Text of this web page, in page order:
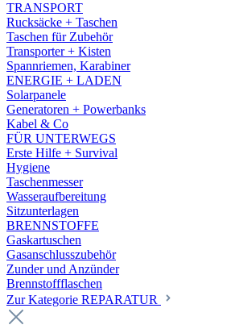
TRANSPORT
Rucksäcke + Taschen
Taschen für Zubehör
Transporter + Kisten
Spannriemen, Karabiner
ENERGIE + LADEN
Solarpanele
Generatoren + Powerbanks
Kabel & Co
FÜR UNTERWEGS
Erste Hilfe + Survival
Hygiene
Taschenmesser
Wasseraufbereitung
Sitzunterlagen
BRENNSTOFFE
Gaskartuschen
Gasanschlusszubehör
Zunder und Anzünder
Brennstoffflaschen
Zur Kategorie REPARATUR